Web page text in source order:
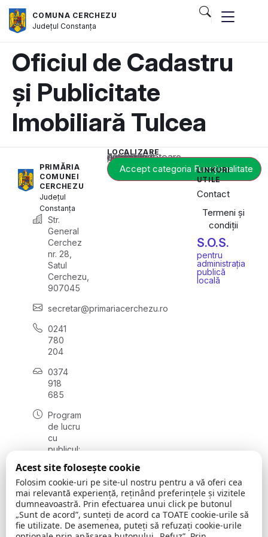
COMUNA CERCHEZU
JudețulConstanța
Oficiul de Cadastru
și Publicitate
Imobiliară Tulcea
PRIMĂRIA
COMUNEI
CERCHEZU
Județul
Constanța
Str.
General
Cerchez
nr. 28,
Satul
Cerchezu,
907045
secretar@primariacerchezu.ro
0241
780
204
0374
918
685
Program
de lucru
cu
publicul:
08:00 -
16:30
, vineri:
08:00 -
14:00
LOCALIZARE
Acest conținut este blocat până când acceptați categoria corespunzătoare de cookie-uri.
Accept categoria Funcționalitate
LINKURI
UTILE
Contact
Termeni și
condiții
S.O.S.
pentru
administrația
publică
locală
Acest site folosește cookie
Folosim cookie-uri pe site-ul nostru pentru a vă oferi cea
mai relevantă experiență, reținând preferințele și vizitele
dumneavoastră. Prin efectuarea unui click pe butonul
„Sunt de acord”, sunteți de acord ca TOATE cookie-urile să
fie utilizate. De asemenea, puteți să refuzați cookie-urile